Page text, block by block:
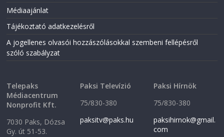
Médiaajánlat
Tájékoztató adatkezelésről
A jogellenes olvasói hozzászólásokkal szembeni fellépésről
szóló szabályzat
Telepaks
Médiacentrum
Nonprofit Kft.
7030 Paks, Dózsa
Gy. út 51-53.
Paksi Televízió
75/830-380
paksitv@paks.hu
Paksi Hírnök
75/830-380
paksihirnok@gmail.
com